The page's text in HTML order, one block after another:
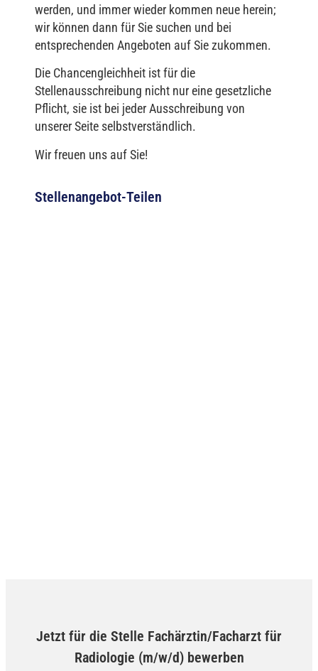
werden, und immer wieder kommen neue herein;
wir können dann für Sie suchen und bei
entsprechenden Angeboten auf Sie zukommen.
Die Chancengleichheit ist für die
Stellenausschreibung nicht nur eine gesetzliche
Pflicht, sie ist bei jeder Ausschreibung von
unserer Seite selbstverständlich.
Wir freuen uns auf Sie!
Stellenangebot-Teilen
Jetzt für die Stelle Fachärztin/Facharzt für
Radiologie (m/w/d) bewerben